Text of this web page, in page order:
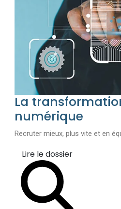
La
numérique
Recruter mieux, plus vite et en
Lire le dossier